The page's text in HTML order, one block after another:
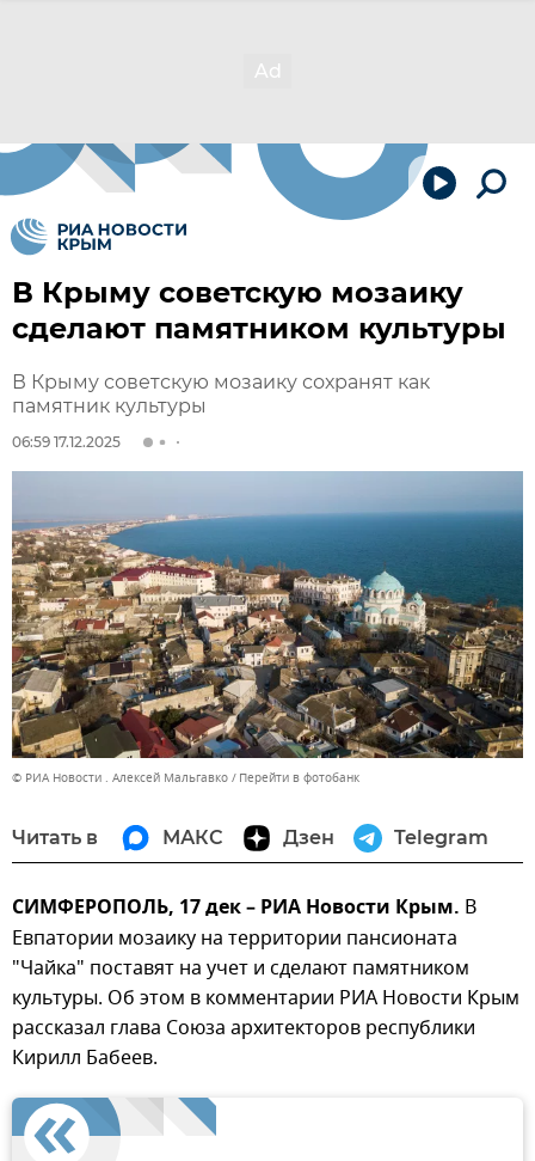
В Крыму советскую мозаику
сделают памятником культуры
В Крыму советскую мозаику сохранят как
памятник культуры
06:59 17.12.2025
© РИА Новости . Алексей Мальгавко Перейти в фотобанк
Читать в МАКС Дзен Telegram
СИМФЕРОПОЛЬ, 17 дек – РИА Новости Крым. В
Евпатории мозаику на территории пансионата
"Чайка" поставят на учет и сделают памятником
культуры. Об этом в комментарии РИА Новости Крым
рассказал глава Союза архитекторов республики
Кирилл Бабеев.